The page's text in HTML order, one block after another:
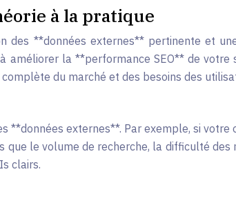
à la pratique
**données externes** pertinente et
la **performance SEO** de
du marché et des besoins des
externes**. Par exemple, si
le volume de recherche, la difficulté des
clairs.